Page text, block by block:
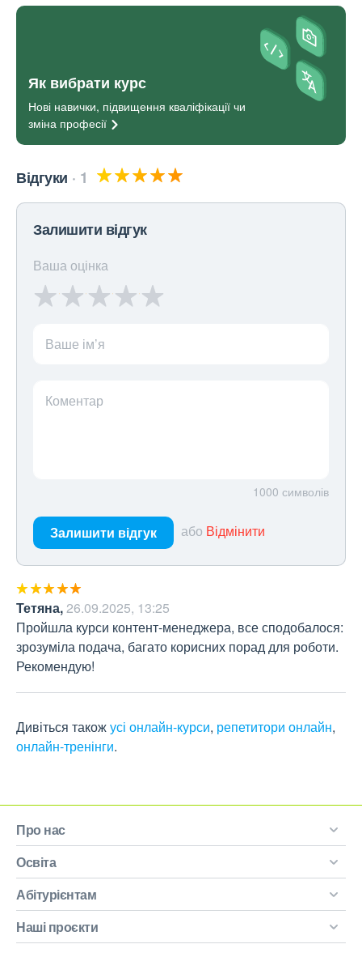
Як вибрати курс
Нові навички, підвищення кваліфікації чи
зміна професії
Відгуки 1
Залишити відгук
Ваша оцінка
Ваше ім’я
Коментар
1000 символів
Залишити відгук або Відмінити
Тетяна,26.09.2025, 13:25
Пройшла курси контент-менеджера, все сподобалося:
зрозуміла подача, багато корисних порад для роботи.
Рекомендую!
Дивіться такожусі онлайн-курси, репетитори онлайн,
онлайн-тренінги.
Про нас
Освіта
Абітурієнтам
Наші проєкти